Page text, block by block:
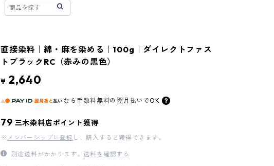
直接染料｜綿・麻を染める｜100g｜ダイレクトファス
トブラックRC（赤みの黒色）
¥ 2,640
なら 手数料無料の 翌月払いでOK
79 三木染料店ポイント獲得
※ メンバーシップに登録 し、購入すると獲得できます。
別途送料がかかります。送料を確認する